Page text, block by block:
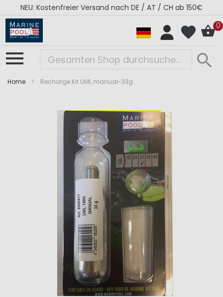
NEU: Kostenfreier Versand nach DE / AT / CH ab 150€
0
Home Recharge Kit UML manual-33g